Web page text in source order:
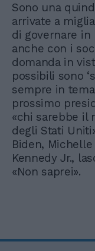
Sono una
arrivate a
di governare in
anche con i
domanda in
possibili sono
sempre in
prossimo
«chi sarebbe il
degli Stati
Biden, Michelle
Kennedy Jr.,
«Non saprei».